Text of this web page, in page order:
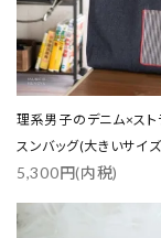
理系男子のデニム×ス
スンバッグ(大きいサイ
変更対応
5,300円(内税)